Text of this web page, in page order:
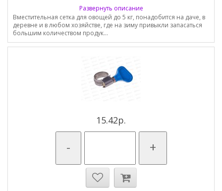
Развернуть описание
Вместительная сетка для овощей до 5 кг, понадобится на даче, в
деревне и в любом хозяйстве, где на зиму привыкли запасаться
большим количеством продук...
15.42р.
- +